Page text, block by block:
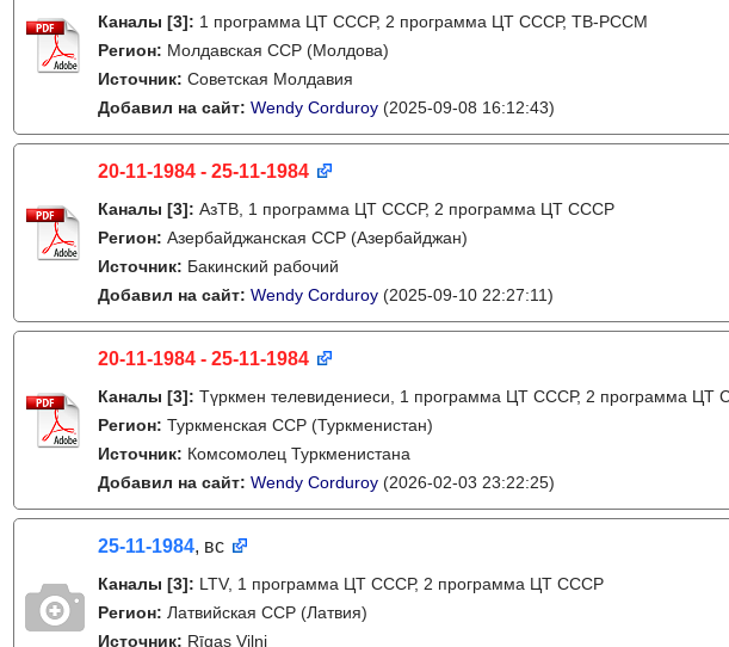
Каналы [3]: 1 программа ЦТ СССР, 2 программа ЦТ СССР, ТВ-РССМ
Регион: Молдавская ССР (Молдова)
Источник: Советская Молдавия
Добавил на сайт: Wendy Corduroy (2025-09-08 16:12:43)
20-11-1984 - 25-11-1984
Каналы [3]: АзТВ, 1 программа ЦТ СССР, 2 программа ЦТ СССР
Регион: Азербайджанская ССР (Азербайджан)
Источник: Бакинский рабочий
Добавил на сайт: Wendy Corduroy (2025-09-10 22:27:11)
20-11-1984 - 25-11-1984
Каналы [3]: Түркмен телевидениеси, 1 программа ЦТ СССР, 2 программа ЦТ
Регион: Туркменская ССР (Туркменистан)
Источник: Комсомолец Туркменистана
Добавил на сайт: Wendy Corduroy (2026-02-03 23:22:25)
25-11-1984, вс
Каналы [3]: LTV, 1 программа ЦТ СССР, 2 программа ЦТ СССР
Регион: Латвийская ССР (Латвия)
Источник: Rīgas Viļņi